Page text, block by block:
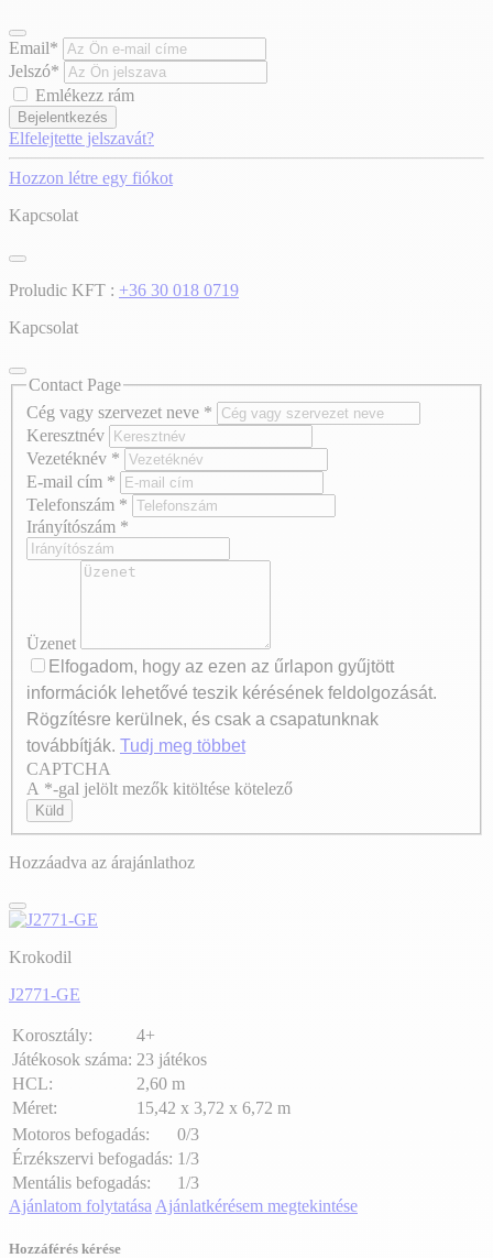
Email*
Jelszó*
Emlékezz rám
Bejelentkezés
Elfelejtette jelszavát?
Hozzon létre egy fiókot
Kapcsolat
Proludic KFT : +36 30 018 0719
Kapcsolat
Contact Page
Cég vagy szervezet neve *
Keresztnév
Vezetéknév *
E-mail cím *
Telefonszám *
Irányítószám *
Üzenet
Elfogadom, hogy az ezen az űrlapon gyűjtött
információk lehetővé teszik kérésének feldolgozását.
Rögzítésre kerülnek, és csak a csapatunknak
továbbítják. Tudj meg többet
Axeptio consent
CAPTCHA
A *-gal jelölt mezők kitöltése kötelező
Küld
Hozzáadva az árajánlathoz
Krokodil
J2771-GE
Korosztály:
4+
Játékosok száma: 23 játékos
HCL:
2,60 m
Méret:
15,42 x 3,72 x 6,72 m
Motoros befogadás:
0/3
Érzékszervi befogadás: 1/3
Mentális befogadás:
1/3
Ajánlatom folytatása Ajánlatkérésem megtekintése
Hozzáférés kérése